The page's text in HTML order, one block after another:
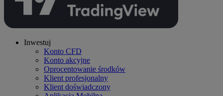
Inwestuj
Konto CFD
Konto akcyjne
Oprocentowanie środków
Klient profesjonalny
Klient doświadczony